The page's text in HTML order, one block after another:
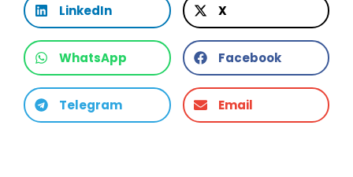
LinkedIn X
WhatsApp Facebook
Telegram Email